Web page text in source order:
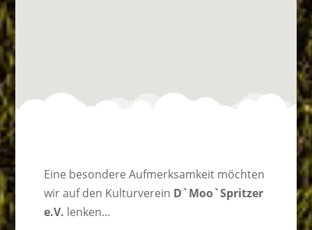
Eine besondere Aufmerksamkeit möchten
wir auf den Kulturverein D`Moo`Spritzer
e.V. lenken...